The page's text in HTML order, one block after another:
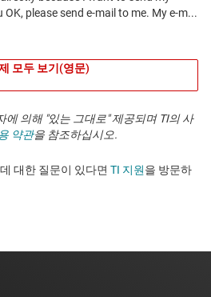
모두 보기(영문)
에 의해 "있는 그대로" 제공되며 TI의 사
약관을 참조하십시오.
대한 질문이 있다면 TI 지원을 방문하